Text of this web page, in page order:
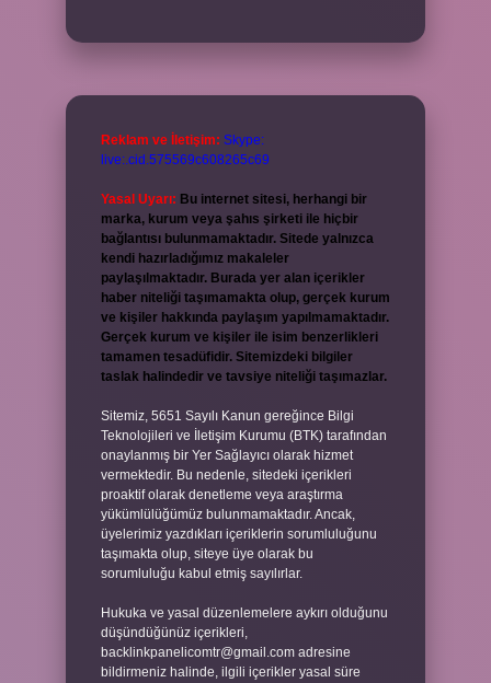
Reklam ve İletişim: Skype:
live:.cid.575569c608265c69
Yasal Uyarı: Bu internet sitesi, herhangi bir
marka, kurum veya şahıs şirketi ile hiçbir
bağlantısı bulunmamaktadır. Sitede yalnızca
kendi hazırladığımız makaleler
paylaşılmaktadır. Burada yer alan içerikler
haber niteliği taşımamakta olup, gerçek kurum
ve kişiler hakkında paylaşım yapılmamaktadır.
Gerçek kurum ve kişiler ile isim benzerlikleri
tamamen tesadüfidir. Sitemizdeki bilgiler
taslak halindedir ve tavsiye niteliği taşımazlar.
Sitemiz, 5651 Sayılı Kanun gereğince Bilgi
Teknolojileri ve İletişim Kurumu (BTK) tarafından
onaylanmış bir Yer Sağlayıcı olarak hizmet
vermektedir. Bu nedenle, sitedeki içerikleri
proaktif olarak denetleme veya araştırma
yükümlülüğümüz bulunmamaktadır. Ancak,
üyelerimiz yazdıkları içeriklerin sorumluluğunu
taşımakta olup, siteye üye olarak bu
sorumluluğu kabul etmiş sayılırlar.
Hukuka ve yasal düzenlemelere aykırı olduğunu
düşündüğünüz içerikleri,
backlinkpanelicomtr@gmail.com adresine
bildirmeniz halinde, ilgili içerikler yasal süre